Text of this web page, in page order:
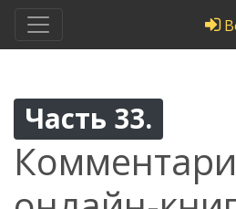
Часть 33.